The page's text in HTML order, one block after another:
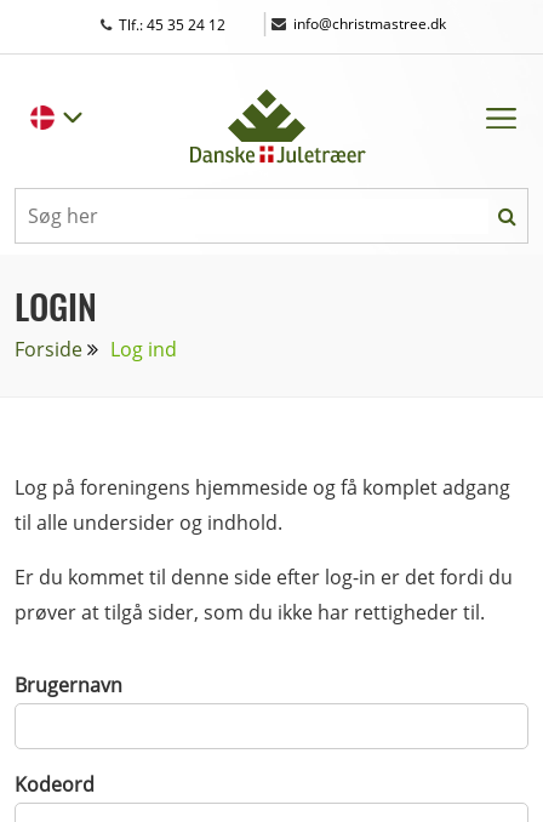
Tlf.: 45 35 24 12 | info@christmastree.dk
LOGIN
Forside Log ind
Log på foreningens hjemmeside og få komplet adgang
til alle undersider og indhold.
Er du kommet til denne side efter log-in er det fordi du
prøver at tilgå sider, som du ikke har rettigheder til.
Brugernavn
Kodeord